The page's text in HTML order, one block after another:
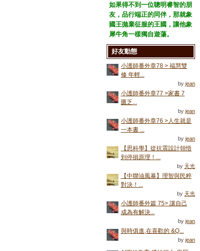
如果得不到一位聰明睿智的朋
友，品行端正的同伴，那就象
國王拋棄征服的王國，讓他象
犀牛角一樣獨自遊蕩。
好友動態
小護師番外章78 > 福慧雙
修 年輕...
byjean
小護師番外章77 >家書 7
匱乏...
byjean
小護師番外章76 >人生就是
一本書 ...
byjean
【思科學】從抗震設計領悟
到停損原理！...
by 天光
【中聯油風暴】理智與民粹
對決！...
by 天光
小護師番外篇 75> 讓自己
成為有解決...
byjean
與時俱進,在喜歡的 &Q...
byjean